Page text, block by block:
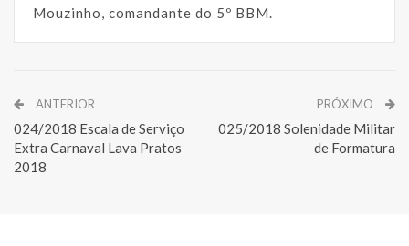
Mouzinho, comandante do 5º BBM.
ANTERIOR
024/2018 Escala de Serviço
Extra Carnaval Lava Pratos
2018
PRÓXIMO
025/2018 Solenidade Militar
de Formatura